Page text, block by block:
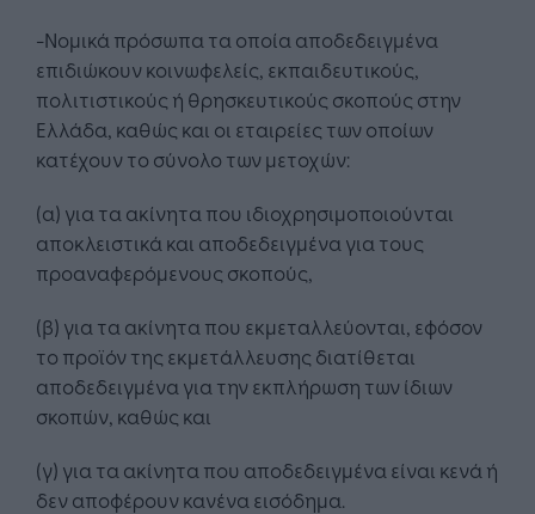
-Νομικά πρόσωπα τα οποία αποδεδειγμένα
επιδιώκουν κοινωφελείς, εκπαιδευτικούς,
πολιτιστικούς ή θρησκευτικούς σκοπούς στην
Ελλάδα, καθώς και οι εταιρείες των οποίων
κατέχουν το σύνολο των μετοχών:
(α) για τα ακίνητα που ιδιοχρησιμοποιούνται
αποκλειστικά και αποδεδειγμένα για τους
προαναφερόμενους σκοπούς,
(β) για τα ακίνητα που εκμεταλλεύονται, εφόσον
το προϊόν της εκμετάλλευσης διατίθεται
αποδεδειγμένα για την εκπλήρωση των ίδιων
σκοπών, καθώς και
(γ) για τα ακίνητα που αποδεδειγμένα είναι κενά ή
δεν αποφέρουν κανένα εισόδημα.